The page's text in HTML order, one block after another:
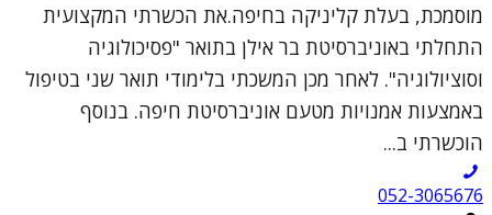
מוסמכת, בעלת קליניקה בחיפה.את הכשרתי המקצועית
התחלתי באוניברסיטת בר אילן בתואר "פסיכולוגיה
וסוציולוגיה". לאחר מכן המשכתי בלימודי תואר שני בטיפול
באמצעות אמנויות מטעם אוניברסיטת חיפה. בנוסף
הוכשרתי ב...
052-3065676